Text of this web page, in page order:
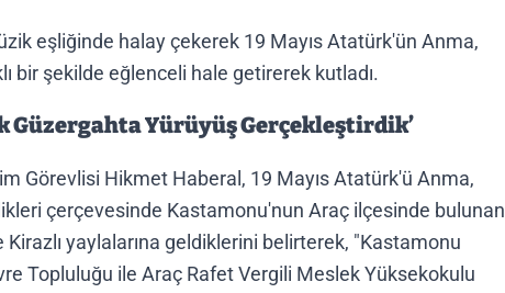
eşliğinde halay çekerek 19 Mayıs Atatürk'ün Anma,
bir şekilde eğlenceli hale getirerek kutladı.
Güzergahta Yürüyüş Gerçekleştirdik’
Görevlisi Hikmet Haberal, 19 Mayıs Atatürk'ü Anma,
çerçevesinde Kastamonu'nun Araç ilçesinde bulunan
Kirazlı yaylalarına geldiklerini belirterek, "Kastamonu
Topluluğu ile Araç Rafet Vergili Meslek Yüksekokulu